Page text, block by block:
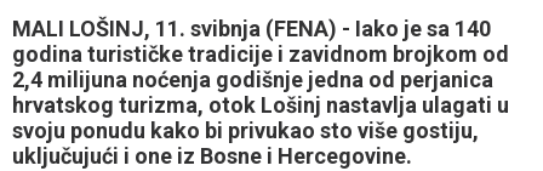
MALI LOŠINJ, 11. svibnja (FENA) - Iako je sa 140
godina turističke tradicije i zavidnom brojkom od
2,4 milijuna noćenja godišnje jedna od perjanica
hrvatskog turizma, otok Lošinj nastavlja ulagati u
svoju ponudu kako bi privukao sto više gostiju,
uključujući i one iz Bosne i Hercegovine.